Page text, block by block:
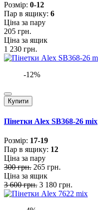
Розмiр: 0-12
Пар в ящику: 6
Ціна за пару
205 грн.
Ціна за ящик
1 230 грн.
-12%
Купити
Пінетки Alex SB368-26 mix
Розмiр: 17-19
Пар в ящику: 12
Ціна за пару
300 грн. 265 грн.
Ціна за ящик
3 600 грн. 3 180 грн.